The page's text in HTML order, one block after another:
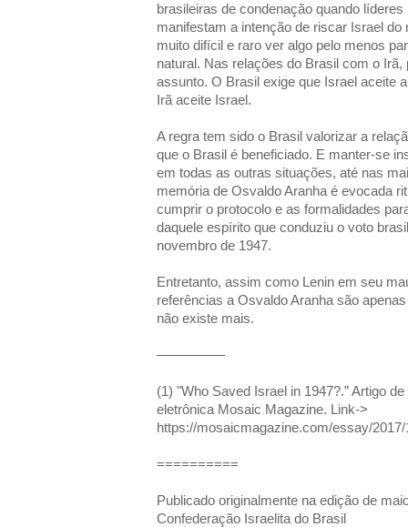
brasileiras de condenação quando
manifestam a intenção de riscar Israel do
muito difícil e raro ver algo pelo menos
natural. Nas relações do Brasil com o
assunto. O Brasil exige que Israel aceite
Irã aceite Israel.
A regra tem sido o Brasil valorizar a
que o Brasil é beneficiado. E manter-se
em todas as outras situações, até nas
memória de Osvaldo Aranha é evocada
cumprir o protocolo e as formalidades
daquele espírito que conduziu o voto
novembro de 1947.
Entretanto, assim como Lenin em seu
referências a Osvaldo Aranha são
não existe mais.
—————
(1) "Who Saved Israel in 1947?.” Artigo
eletrônica Mosaic Magazine. Link->
https://mosaicmagazine.com/essay/
==========
Publicado originalmente na edição de
Confederação Israelita do Brasil